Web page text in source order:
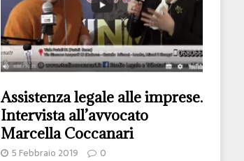
Assistenza legale alle imprese.
Intervista all’avvocato
Marcella Coccanari
5 Febbraio 2019 0